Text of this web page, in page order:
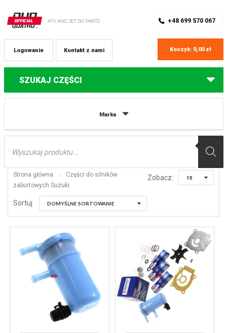
+48 699 570 067
Kontakt z nami
Logowanie Koszyk: 0,00 zł
SZUKAJ CZĘŚCI
Marka
Wyszukiwarka
Części do silników zaburtowych
Suzuki
Strona główna
Części do silników
zaburtowych Suzuki
Zobacz:
Sortuj